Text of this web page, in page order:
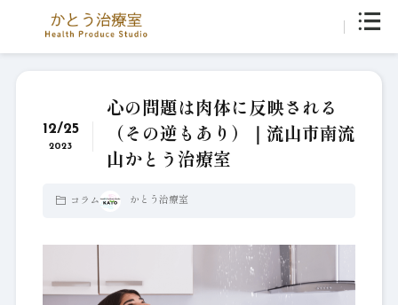
12/25
2023
心の問題は肉体に反映される
（その逆もあり）｜流山市南流
山かとう治療室
コラム かとう治療室